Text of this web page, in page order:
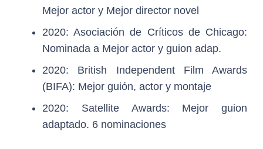
Mejor actor y Mejor director novel
2020: Asociación de Críticos de Chicago:
Nominada a Mejor actor y guion adap.
2020: British Independent Film Awards
(BIFA): Mejor guión, actor y montaje
2020: Satellite Awards: Mejor guion
adaptado. 6 nominaciones